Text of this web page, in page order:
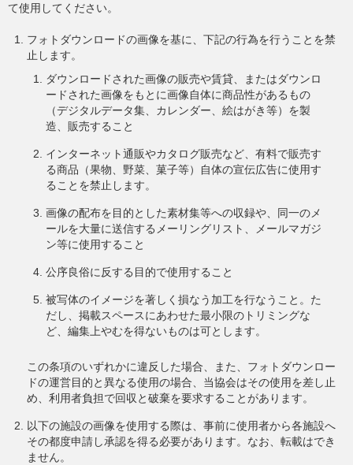
て使用してください。
フォトダウンロードの画像を基に、下記の行為を行うことを禁
止します。
ダウンロードされた画像の販売や賃貸、またはダウンロ
ードされた画像をもとに画像自体に商品性があるもの
（デジタルデータ集、カレンダー、絵はがき等）を製
造、販売すること
インターネット通販やカタログ販売など、有料で販売す
る商品（果物、野菜、菓子等）自体の宣伝広告に使用す
ることを禁止します。
画像の配布を目的とした素材集等への収録や、同一のメ
ールを大量に送信するメーリングリスト、メールマガジ
ン等に使用すること
公序良俗に反する目的で使用すること
被写体のイメージを著しく損なう加工を行なうこと。た
だし、掲載スペースにあわせた最小限のトリミングな
ど、編集上やむを得ないものは可とします。
この条項のいずれかに違反した場合、また、フォトダウンロー
ドの運営目的と異なる使用の場合、当協会はその使用を差し止
め、利用者負担で回収と破棄を要求することがあります。
以下の施設の画像を使用する際は、事前に使用者から各施設へ
その都度申請し承認を得る必要があります。なお、転載はでき
ません。